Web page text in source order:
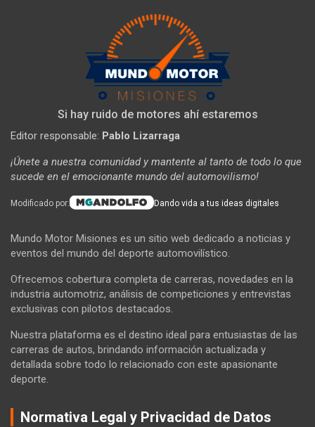
Si hay ruido de motores ahí estaremos
Editor responsable: Pablo Lizarraga
¡Únete a nuestra comunidad y mantente al tanto de todo lo que
sucede en el emocionante mundo del automovilismo!
Modificado por: Dando vida a tus ideas digitales
Mundo Motor Misiones es un sitio web dedicado a noticias y
eventos del mundo del deporte automovilístico.
Ofrecemos cobertura completa de carreras, novedades en la
industria automotriz, análisis de competiciones y entrevistas
exclusivas con pilotos destacados.
Nuestra plataforma es el destino ideal para entusiastas de las
carreras de autos, brindando información actualizada y
detallada sobre todo lo relacionado con este apasionante
deporte.
Normativa Legal y Privacidad de Datos